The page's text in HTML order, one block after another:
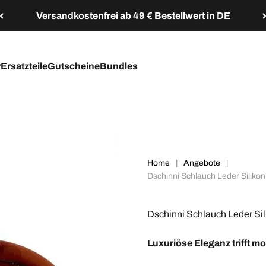
Versandkostenfrei ab 49 € Bestellwert in DE
ErsatzteileGutscheineBundles
Home | Angebote
|
Dschinni Schlauch Leder
Dschinni Schlauch Leder
Luxuriöse Eleganz trifft